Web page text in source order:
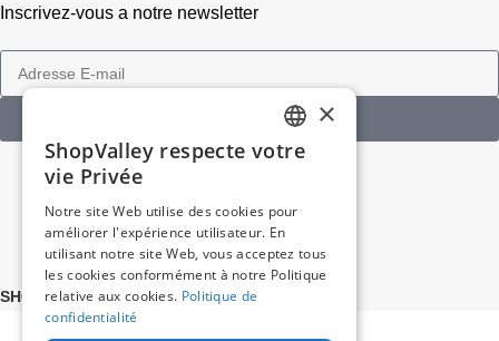
Inscrivez-vous a notre newsletter
je m'abonne
SHOPVALLEY.FR 2026
FRENCH
×
ShopValley respecte votre
vie Privée
Notre site Web utilise des cookies pour
améliorer l'expérience utilisateur. En
utilisant notre site Web, vous acceptez tous
les cookies conformément à notre Politique
relative aux cookies. Politique de
confidentialité